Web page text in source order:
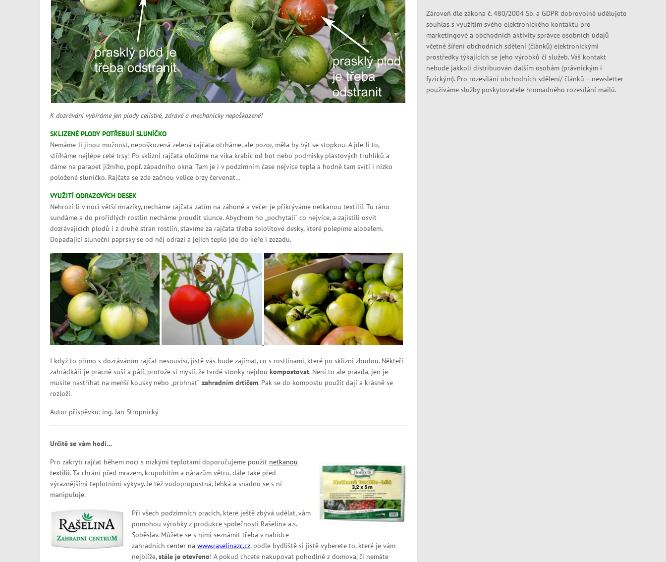
K dozrávání vybíráme jen plody celistvé, zdravé a mechanicky nepoškozené!
SKLIZENÉ PLODY POTŘEBUJÍ SLUNÍČKO
Nemáme-li jinou možnost, nepoškozená zelená rajčata otrháme, ale pozor, měla by být se stopkou. A jde-li to,
stříháme nejlépe celé trsy! Po sklizni rajčata uložíme na víka krabic od bot nebo podmisky plastových truhlíků a
dáme na parapet jižního, popř. západního okna. Tam je i v podzimním čase nejvíce tepla a hodně tam svítí i nízko
položené sluníčko. Rajčata se zde začnou velice brzy červenat…
VYUŽITÍ ODRAZOVÝCH DESEK
Nehrozí-li v noci větší mrazíky, necháme rajčata zatím na záhoně a večer je přikrýváme netkanou textilií. Tu ráno
sundáme a do prořídlých rostlin necháme proudit slunce. Abychom ho „pochytali“ co nejvíce, a zajistili osvit
dozrávajících plodů i z druhé stran rostlin, stavíme za rajčata třeba sololitové desky, které polepíme alobalem.
Dopadající sluneční paprsky se od něj odrazí a jejich teplo jde do keře i zezadu.
I když to přímo s dozráváním rajčat nesouvisí, jistě vás bude zajímat, co s rostlinami, které po sklizni zbudou. Někteří
zahrádkáři je pracně suší a pálí, protože si myslí, že tvrdé stonky nejdou kompostovat. Není to ale pravda, jen je
musíte nastříhat na menší kousky nebo „prohnat“ zahradním drtičem. Pak se do kompostu použít dají a krásně se
rozloží.
Autor příspěvku: ing. Jan Stropnický
Určitě se vám hodí…
Pro zakrytí rajčat během nocí s nízkými teplotami doporučujeme použít netkanou
textilii. Ta chrání před mrazem, krupobitím a nárazům větru, dále také před
výraznějšími teplotními výkyvy. Je též vodopropustná, lehká a snadno se s ní
manipuluje.
Při všech podzimních pracích, které ještě zbývá udělat, vám
pomohou výrobky z produkce společnosti Rašelina a.s.
Soběslav. Můžete se s nimi seznámit třeba v nabídce
zahradních center na www.raselinazc.cz,podle bydliště si jistě vyberete to, které je vám
nejblíže,stále je otevřeno! A pokud chcete nakupovat pohodlně z domova, či nemáte
Zároveň dle zákona č. 480/2004 Sb. a GDPR dobrovolně udělujete
souhlas s využitím svého elektronického kontaktu pro
marketingové a obchodních aktivity správce osobních údajů
včetně šíření obchodních sdělení (článků) elektronickými
prostředky týkajících se jeho výrobků či služeb. Váš kontakt
nebude jakkoli distribuován dalším osobám (právnickým i
fyzickým). Pro rozesílání obchodních sdělení/ článků – newsletter
používáme služby poskytovatele hromadného rozesílání mailů.